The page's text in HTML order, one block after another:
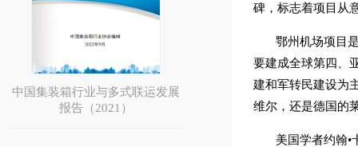
中国集装箱行业与多式联运发展
报告（2021）
碑，标志着项目从
鄂州机场项目
要建成全球第四、
建和军转民建设为
维尔，还是德国的
美国学者约翰